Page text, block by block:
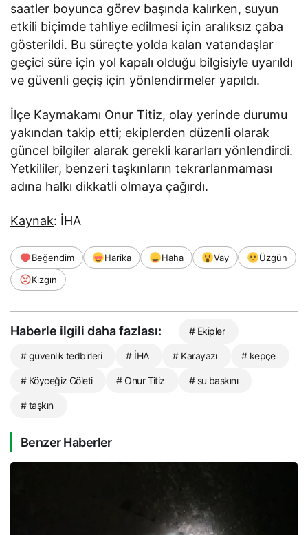
saatler boyunca görev başında kalırken, suyun
etkili biçimde tahliye edilmesi için aralıksız çaba
gösterildi. Bu süreçte yolda kalan vatandaşlar
geçici süre için yol kapalı olduğu bilgisiyle uyarıldı
ve güvenli geçiş için yönlendirmeler yapıldı.
İlçe Kaymakamı Onur Titiz, olay yerinde durumu
yakından takip etti; ekiplerden düzenli olarak
güncel bilgiler alarak gerekli kararları yönlendirdi.
Yetkililer, benzeri taşkınların tekrarlanmaması
adına halkı dikkatli olmaya çağırdı.
Kaynak: İHA
Beğendim Harika Haha Vay
Üzgün
Kızgın
Haberle ilgili daha fazlası: # Ekipler
# güvenlik tedbirleri # İHA # Karayazı # kepçe
# Köyceğiz Göleti # Onur Titiz # su baskını
# taşkın
Benzer Haberler